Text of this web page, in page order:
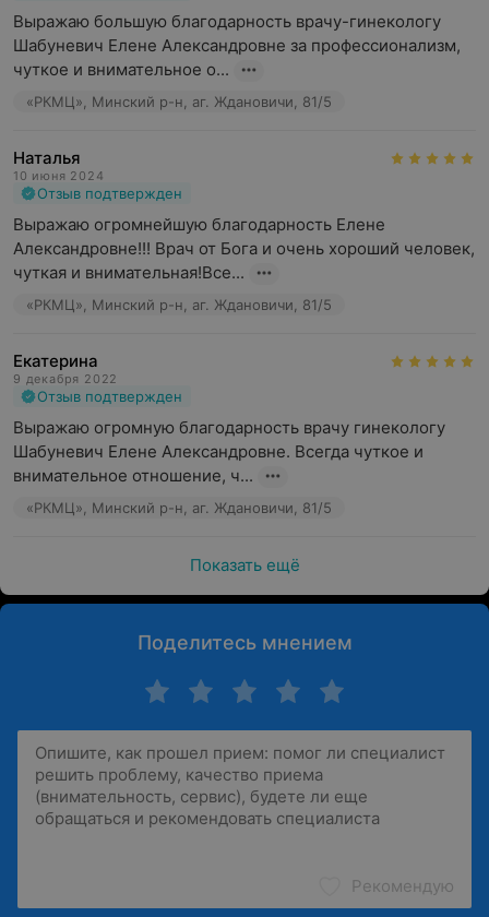
Выражаю большую благодарность врачу-гинекологу
Шабуневич Елене Александровне за профессионализм,
чуткое и внимательное о...
«РКМЦ», Минский р-н, аг. Ждановичи, 81/5
Наталья
10 июня 2024
Отзыв подтвержден
Выражаю огромнейшую благодарность Елене
Александровне!!! Врач от Бога и очень хороший человек,
чуткая и внимательная!Все...
«РКМЦ», Минский р-н, аг. Ждановичи, 81/5
Екатерина
9 декабря 2022
Отзыв подтвержден
Выражаю огромную благодарность врачу гинекологу
Шабуневич Елене Александровне. Всегда чуткое и
внимательное отношение, ч...
«РКМЦ», Минский р-н, аг. Ждановичи, 81/5
Показать ещё
Поделитесь мнением
Рекомендую